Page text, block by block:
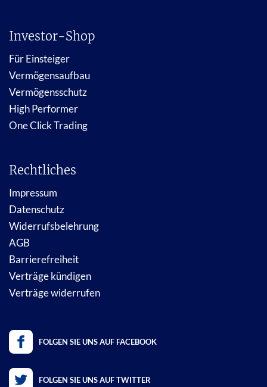
Investor-Shop
Für Einsteiger
Vermögensaufbau
Vermögensschutz
High Performer
One Click Trading
Rechtliches
Impressum
Datenschutz
Widerrufsbelehrung
AGB
Barrierefreiheit
Verträge kündigen
Verträge widerrufen
FOLGEN SIE UNS AUF FACEBOOK
FOLGEN SIE UNS AUF TWITTER